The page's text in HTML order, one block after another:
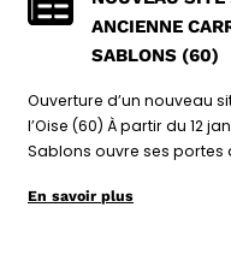
ANCIENNE
SABLONS (60)
Ouverture d’un nouveau
l’Oise (60) À partir du 12
Sablons ouvre ses portes
En savoir plus